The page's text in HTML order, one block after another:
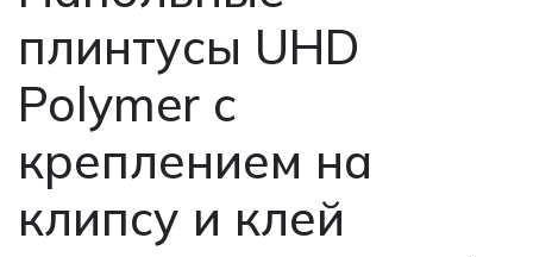
плинтусы UHD
Polymer с
креплением на
клипсу и клей